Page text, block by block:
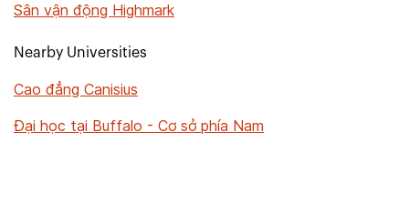
Sân vận động Highmark
Nearby Universities
Cao đẳng Canisius
Đại học tại Buffalo - Cơ sở phía Nam